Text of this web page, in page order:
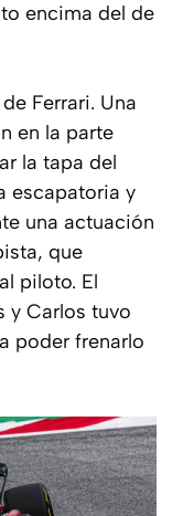
encima del de
Ferrari. Una
en la parte
la tapa del
escapatoria y
una actuación
que
piloto. El
y Carlos tuvo
poder frenarlo